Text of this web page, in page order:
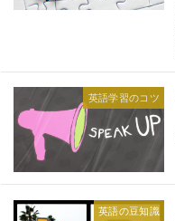
英語学習のコツ
英語の豆知識